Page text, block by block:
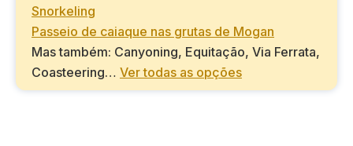
Snorkeling
Passeio de caiaque nas grutas de Mogan
Mas também: Canyoning, Equitação, Via Ferrata,
Coasteering… Ver todas as opções